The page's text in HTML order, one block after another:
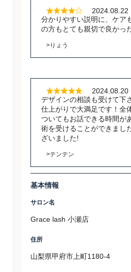
2024.08.22
分かりやすい説明に、ケア
の方もとても親切で良かっ
>りょう
2024.08.20
デザインの相談も受けて下
仕上がりで大満足です！全
ついてもお話できる時間が
術を受けることができまし
ざいました!
>テンテン
基本情報
サロン名
Grace lash 小瀬店
住所
山梨県甲府市上町1180-4